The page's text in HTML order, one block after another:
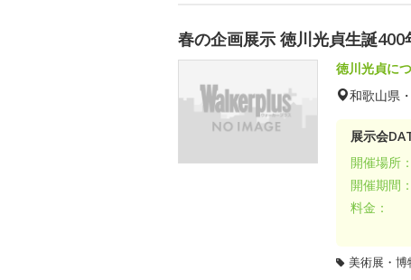
春の企画展示 徳川光貞生誕400
徳川光貞に
和歌山県
展示会
開催場所：
開催期間：
料金：
美術展・博